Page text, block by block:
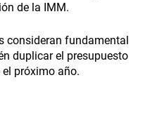
de la IMM.
consideran fundamental
duplicar el presupuesto
próximo año.